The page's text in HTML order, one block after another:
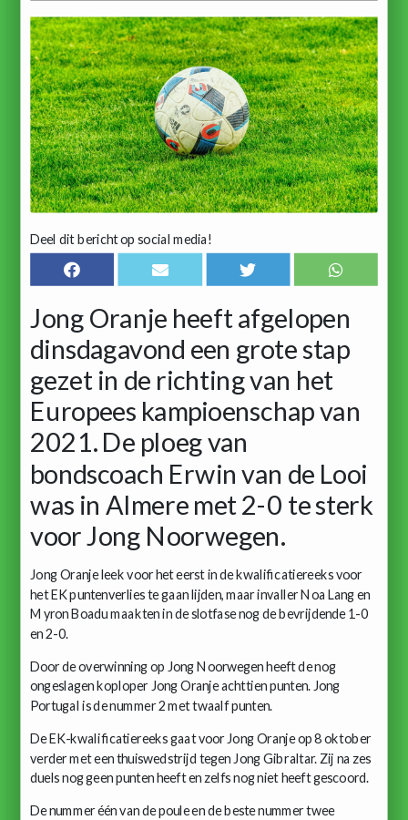
Deel dit bericht op social media!
Jong Oranje heeft afgelopen
dinsdagavond een grote stap
gezet in de richting van het
Europees kampioenschap van
2021. De ploeg van
bondscoach Erwin van de Looi
was in Almere met 2-0 te sterk
voor Jong Noorwegen.
Jong Oranje leek voor het eerst in de kwalificatiereeks voor
het EK puntenverlies te gaan lijden, maar invaller Noa Lang en
Myron Boadu maakten in de slotfase nog de bevrijdende 1-0
en 2-0.
Door de overwinning op Jong Noorwegen heeft de nog
ongeslagen koploper Jong Oranje achttien punten. Jong
Portugal is de nummer 2 met twaalf punten.
De EK-kwalificatiereeks gaat voor Jong Oranje op 8 oktober
verder met een thuiswedstrijd tegen Jong Gibraltar. Zij na zes
duels nog geen punten heeft en zelfs nog niet heeft gescoord.
De nummer één van de poule en de beste nummer twee